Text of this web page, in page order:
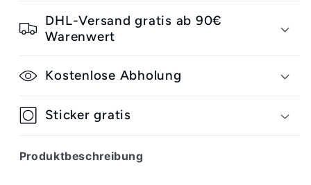
purple
Wheels
purple
Wheels
DHL-Versand gratis ab 90€
Warenwert
Kostenlose Abholung
Sticker gratis
Produktbeschreibung